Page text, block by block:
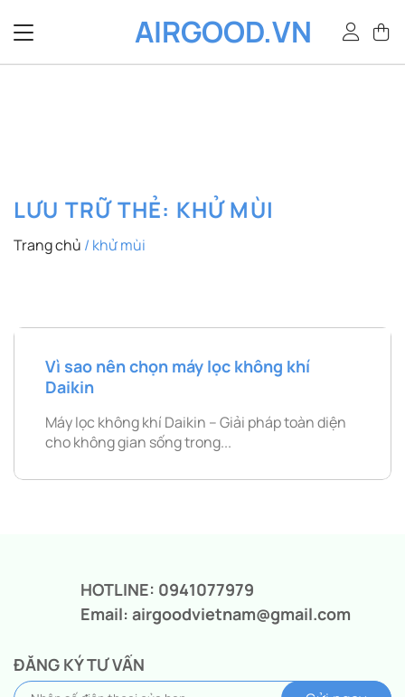
qua
dung
AIRGOOD.VN
LƯU TRỮ THẺ: KHỬ MÙI
Trang chủ / khử mùi
Vì sao nên chọn máy lọc không khí
Daikin
Máy lọc không khí Daikin – Giải pháp toàn diện
cho không gian sống trong...
HOTLINE: 0941077979
Email: airgoodvietnam@gmail.com
ĐĂNG KÝ TƯ VẤN